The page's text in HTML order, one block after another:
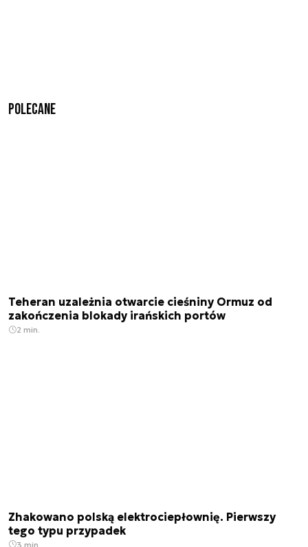
Polecane
Teheran uzależnia otwarcie cieśniny Ormuz od
zakończenia blokady irańskich portów
2 min.
Zhakowano polską elektrociepłownię. Pierwszy
tego typu przypadek
3 min.